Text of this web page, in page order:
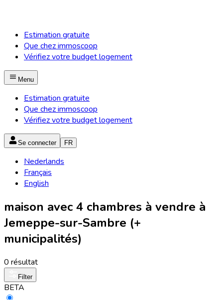
Estimation gratuite
Que chez immoscoop
Vérifiez votre budget logement
Menu
Estimation gratuite
Que chez immoscoop
Vérifiez votre budget logement
Se connecter FR
Nederlands
Français
English
maison avec 4 chambres à vendre à
Jemeppe-sur-Sambre (+
municipalités)
0 résultat
Filter
BETA